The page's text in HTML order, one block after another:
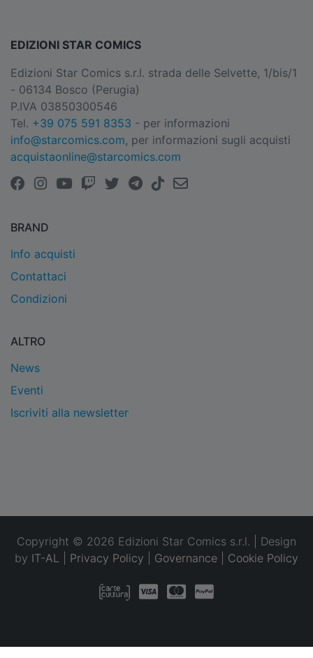
EDIZIONI STAR COMICS
Edizioni Star Comics s.r.l. strada delle Selvette, 1/bis/1
- 06134 Bosco (Perugia)
P.IVA 03850300546
Tel. +39 075 591 8353 - per informazioni
info@starcomics.com, per informazioni sugli acquisti
acquistaonline@starcomics.com
BRAND
Info acquisti
Contattaci
Condizioni
ALTRO
News
Eventi
Iscriviti alla newsletter
Copyright © 2026 Edizioni Star Comics s.r.l. | Design
by IT-AL Privacy Policy Governance Cookie Policy